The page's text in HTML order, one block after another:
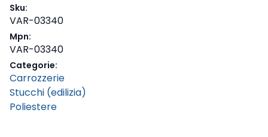
Sku:
VAR-03340
Mpn:
VAR-03340
Categorie:
Carrozzerie
Stucchi (edilizia)
Poliestere